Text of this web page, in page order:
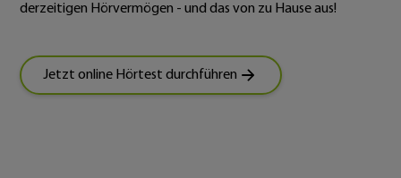
derzeitigen Hörvermögen - und das von zu Hause aus!
Jetzt online Hörtest durchführen